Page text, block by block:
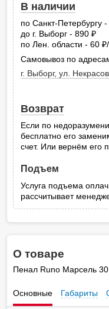
В наличии
по Санкт-Петербургу
до г. Выборг - 890
по Лен. области - 60
Самовывоз по
г. Выборг, ул.
Возврат
Если по
бесплатно его
счет. Или вернём его
Подъем
Услуга подъема
рассчитывает
О товаре
Пенал Runo Марсель
Основные Габариты